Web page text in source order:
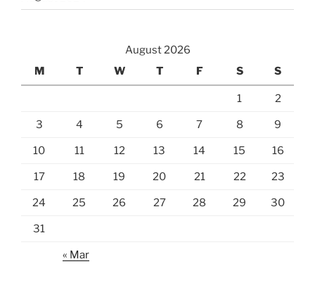
August 2026
M
T W T F S S
1 2
3 4 5 6 7 8 9
10 11 12 13 14 15 16
17 18 19 20 21 22 23
24 25 26 27 28 29 30
31
« Mar